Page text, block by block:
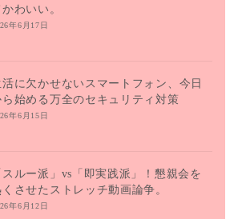
かわいい。
年6月17日
活に欠かせないスマートフォン、今日
ら始める万全のセキュリティ対策
年6月15日
スルー派」vs「即実践派」！懇親会を
くさせたストレッチ動画論争。
年6月12日